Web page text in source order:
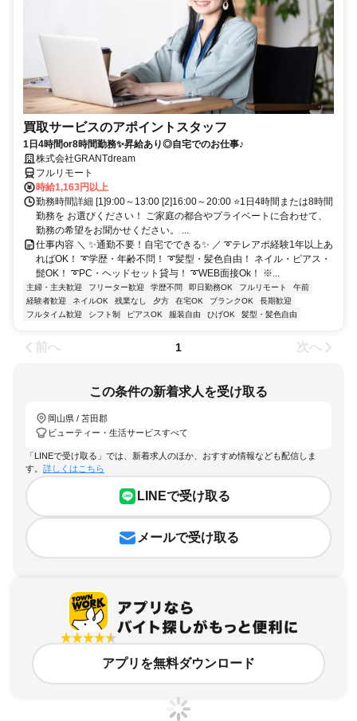
買取サービスのアポイントスタッフ
1日4時間or8時間勤務✨昇給あり◎自宅でのお仕事♪
株式会社GRANTdream
フルリモート
時給1,163円以上
勤務時間詳細 [1]9:00～13:00 [2]16:00～20:00 ⭐1日4時間または8時間
勤務を お選びください！ ご家庭の都合やプライベートに合わせて、
勤務の希望をお聞かせください。 ...
仕事内容 ＼ ✨通勤不要！自宅でできる✨ ／ ➰テレアポ経験1年以上あ
ればOK！ ➰学歴・年齢不問！ ➰髪型・髪色自由！ ネイル・ピアス・
髭OK！ ➰PC・ヘッドセット貸与！ ➰WEB面接Ok！ ※...
主婦・主夫歓迎 フリーター歓迎 学歴不問 即日勤務OK フルリモート
午前
経験者歓迎
ネイルOK 残業なし 夕方 在宅OK ブランクOK
長期歓迎
フルタイム歓迎
シフト制 ピアスOK 服装自由 ひげOK 髪型・髪色自由
前へ 1 次へ
この条件の新着求人を受け取る
岡山県 / 苫田郡
ビューティー・生活サービスすべて
「LINEで受け取る」では、新着求人のほか、おすすめ情報なども配信しま
す。 詳しくはこちら
LINEで受け取る
メールで受け取る
アプリを無料ダウンロード